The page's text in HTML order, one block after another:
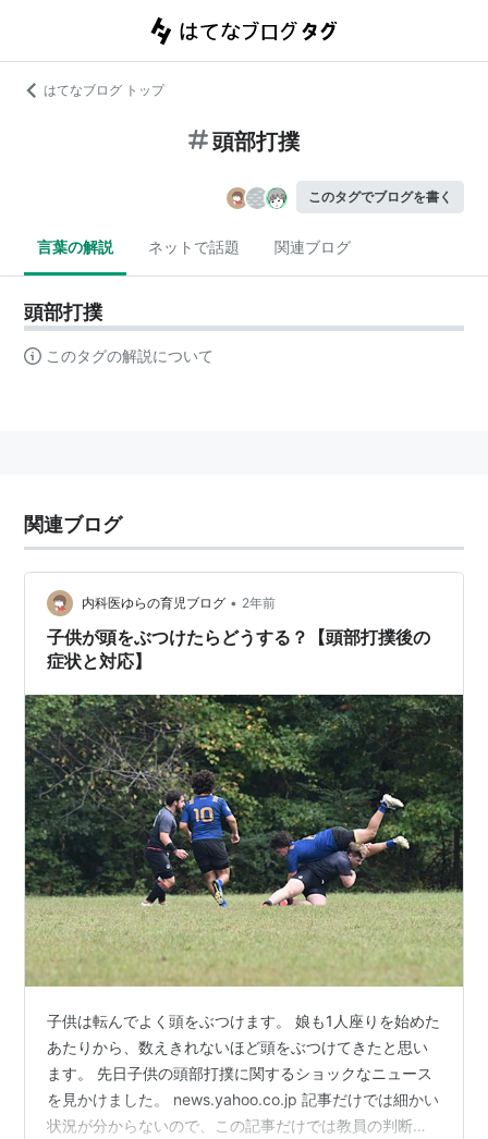
はてなブログ トップ
頭部打撲
このタグでブログを書く
言葉の解説 ネットで話題 関連ブログ
頭部打撲
このタグの解説について
関連ブログ
内科医ゆらの育児ブログ • 2年前
子供が頭をぶつけたらどうする？【頭部打撲後の
症状と対応】
子供は転んでよく頭をぶつけます。 娘も1人座りを始めた
あたりから、数えきれないほど頭をぶつけてきたと思い
ます。 先日子供の頭部打撲に関するショックなニュース
を見かけました。 news.yahoo.co.jp 記事だけでは細かい
状況が分からないので、この記事だけでは教員の判断が